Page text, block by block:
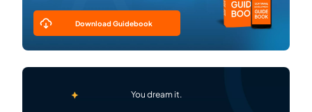
Download Guidebook
You dream it.